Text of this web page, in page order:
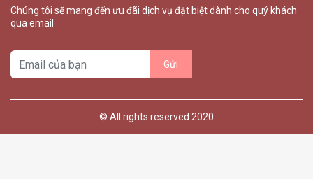
Chúng tôi sẽ mang đến ưu đãi dịch vụ đặt biệt dành cho quý khách
qua email
© All rights reserved 2020